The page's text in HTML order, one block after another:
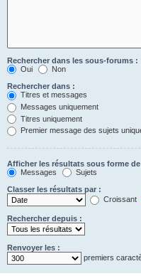
Rechercher dans les sous-forums :
Oui
Non
Rechercher dans :
Titres et messages
Messages uniquement
Titres uniquement
Premier message des sujets
Afficher les résultats sous forme de
Messages
Sujets
Classer les résultats par :
Croissant
Rechercher depuis :
Renvoyer les :
premiers